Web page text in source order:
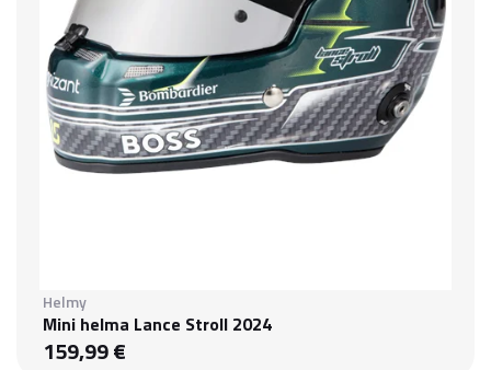
Helmy
Mini helma Lance Stroll 2024
159,99 €